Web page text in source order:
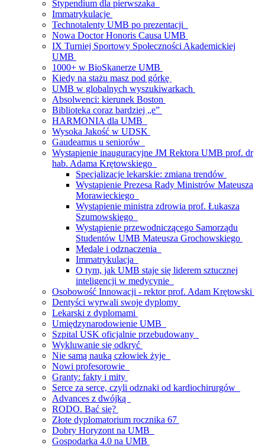
Stypendium dla pierwszaka
Immatrykulacje
Technotalenty UMB po prezentacji
Nowa Doctor Honoris Causa UMB
IX Turniej Sportowy Społeczności Akademickiej
UMB
1000+ w BioSkanerze UMB
Kiedy na stażu masz pod górkę
UMB w globalnych wyszukiwarkach
Absolwenci: kierunek Boston
Biblioteka coraz bardziej „e”
HARMONIA dla UMB
Wysoka Jakość w UDSK
Gaudeamus u seniorów
Wystąpienie inauguracyjne JM Rektora UMB prof. dr
hab. Adama Krętowskiego
Specjalizacje lekarskie: zmiana trendów
Wystąpienie Prezesa Rady Ministrów Mateusza
Morawieckiego
Wystąpienie ministra zdrowia prof. Łukasza
Szumowskiego
Wystąpienie przewodniczącego Samorządu
Studentów UMB Mateusza Grochowskiego
Medale i odznaczenia
Immatrykulacja
O tym, jak UMB staje się liderem sztucznej
inteligencji w medycynie
Osobowość Innowacji - rektor prof. Adam Krętowski
Dentyści wyrwali swoje dyplomy
Lekarski z dyplomami
Umiędzynarodowienie UMB
Szpital USK oficjalnie przebudowany
Wykluwanie się odkryć
Nie samą nauką człowiek żyje
Nowi profesorowie
Granty: fakty i mity
Serce za serce, czyli odznaki od kardiochirurgów
Advances z dwójką
RODO. Bać się?
Złote dyplomatorium rocznika 67
Dobry Horyzont na UMB
Gospodarka 4.0 na UMB